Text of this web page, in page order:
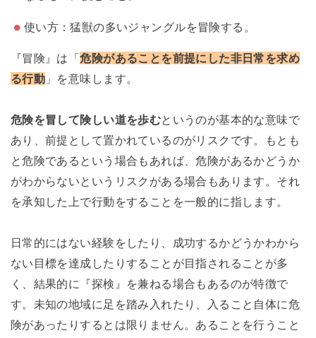
使い方：猛獣の多いジャングルを冒険する。
『冒険』は「危険があることを前提にした非日常を求め
る行動 」を意味します。
危険を冒して険しい道を歩むというのが基本的な意味で
あり、前提として置かれているのがリスクです。もとも
と危険であるという場合もあれば、危険があるかどうか
がわからないというリスクがある場合もあります。それ
を承知した上で行動をすることを一般的に指します。
日常的にはない経験をしたり、成功するかどうかわから
ない目標を達成したりすることが目指されることが多
く、結果的に『探検』を兼ねる場合もあるのが特徴で
す。未知の地域に足を踏み入れたり、入ること自体に危
険があったりするとは限りません。あることを行うこと